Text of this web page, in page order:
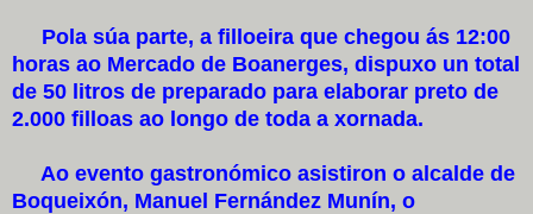
Pola súa parte, a filloeira que chegou ás 12:00
horas ao Mercado de Boanerges, dispuxo un total
de 50 litros de preparado para elaborar preto de
2.000 filloas ao longo de toda a xornada.
Ao evento gastronómico asistiron o alcalde de
Boqueixón, Manuel Fernández Munín, o